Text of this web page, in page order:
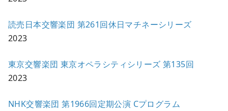
読売日本交響楽団 第261回休日マチネーシリーズ
2023
東京交響楽団 東京オペラシティシリーズ 第135回
2023
NHK交響楽団 第1966回定期公演 Cプログラム